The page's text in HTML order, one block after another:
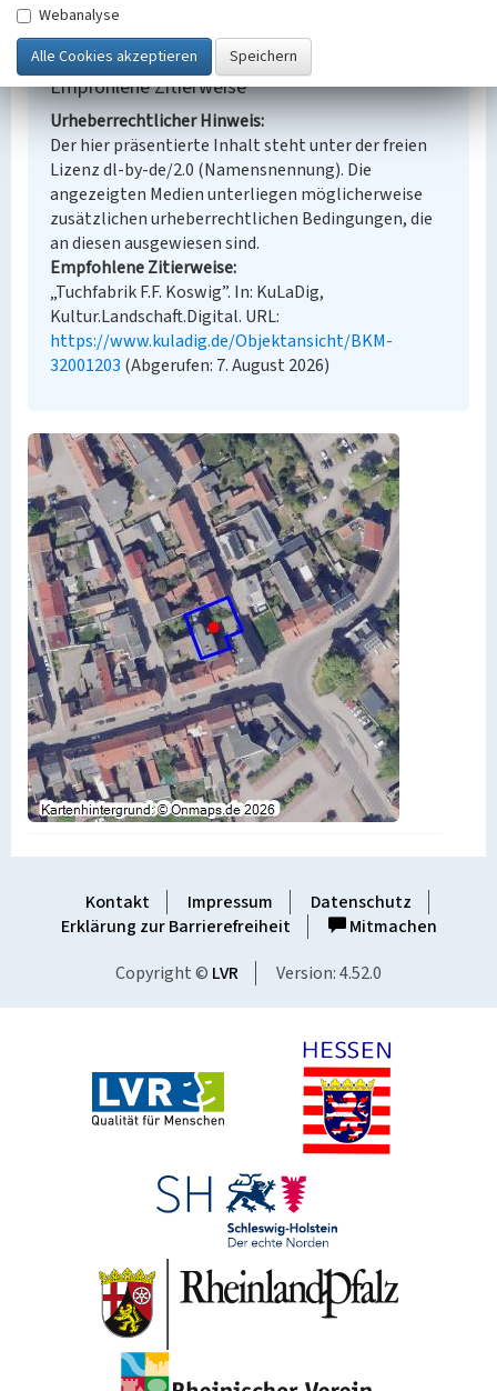
Empfohlene Zitierweise
Urheberrechtlicher Hinweis
Der hier präsentierte Inhalt steht unter der freien
Lizenz dl-by-de/2.0 (Namensnennung). Die
angezeigten Medien unterliegen möglicherweise
zusätzlichen urheberrechtlichen Bedingungen, die
an diesen ausgewiesen sind.
Empfohlene Zitierweise
„Tuchfabrik F.F. Koswig”. In: KuLaDig,
Kultur.Landschaft.Digital. URL:
https://www.kuladig.de/Objektansicht/BKM-
32001203 (Abgerufen: 7. August 2026)
Kontakt Impressum
Datenschutz
Erklärung zur Barrierefreiheit
Mitmachen
Copyright © LVR Version: 4.52.0
Webanalyse